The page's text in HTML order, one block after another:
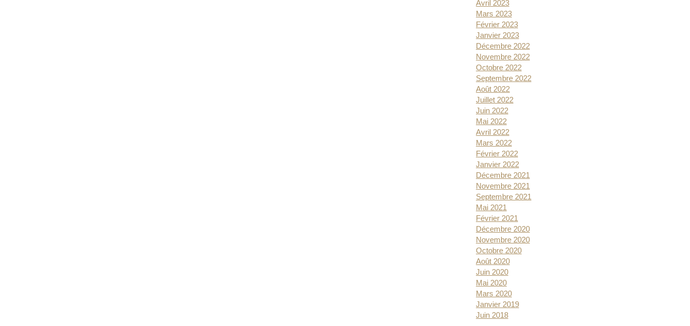
Avril 2023
Mars 2023
Février 2023
Janvier 2023
Décembre 2022
Novembre 2022
Octobre 2022
Septembre 2022
Août 2022
Juillet 2022
Juin 2022
Mai 2022
Avril 2022
Mars 2022
Février 2022
Janvier 2022
Décembre 2021
Novembre 2021
Septembre 2021
Mai 2021
Février 2021
Décembre 2020
Novembre 2020
Octobre 2020
Août 2020
Juin 2020
Mai 2020
Mars 2020
Janvier 2019
Juin 2018